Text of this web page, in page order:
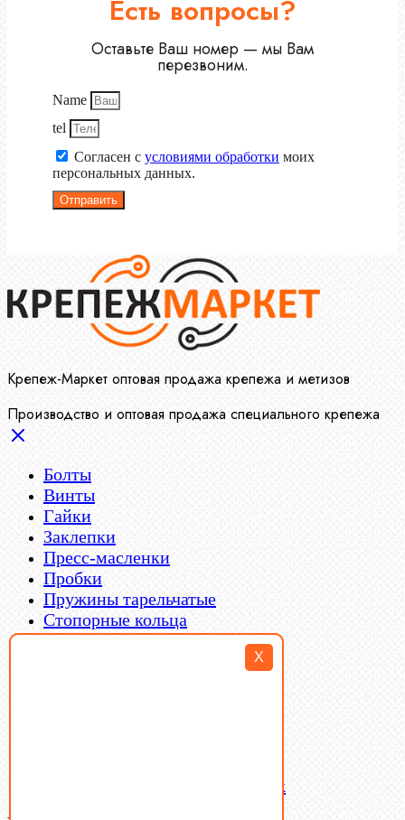
X
Есть вопросы?
Оставьте Ваш номер — мы Вам
перезвоним.
Name
tel
Согласен с условиями обработки моих
персональных данных.
Отправить
Крепеж-Маркет оптовая продажа крепежа и метизов
Производство и оптовая продажа специального крепежа
Болты
Винты
Гайки
Заклепки
Пресс-масленки
Пробки
Пружины тарельчатые
Стопорные кольца
Такелаж
Латунный и бронзовый крепеж